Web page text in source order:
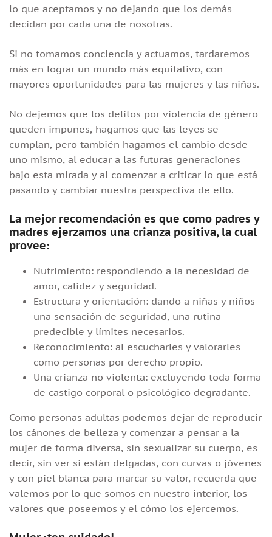
lo que aceptamos y no dejando que los demás
decidan por cada una de nosotras.
Si no tomamos conciencia y actuamos, tardaremos
más en lograr un mundo más equitativo, con
mayores oportunidades para las mujeres y las niñas.
No dejemos que los delitos por violencia de género
queden impunes, hagamos que las leyes se
cumplan, pero también hagamos el cambio desde
uno mismo, al educar a las futuras generaciones
bajo esta mirada y al comenzar a criticar lo que está
pasando y cambiar nuestra perspectiva de ello.
La mejor recomendación es que como padres y
madres ejerzamos una crianza positiva, la cual
provee:
Nutrimiento: respondiendo a la necesidad de
amor, calidez y seguridad.
Estructura y orientación: dando a niñas y niños
una sensación de seguridad, una rutina
predecible y límites necesarios.
Reconocimiento: al escucharles y valorarles
como personas por derecho propio.
Una crianza no violenta: excluyendo toda forma
de castigo corporal o psicológico degradante.
Como personas adultas podemos dejar de reproducir
los cánones de belleza y comenzar a pensar a la
mujer de forma diversa, sin sexualizar su cuerpo, es
decir, sin ver si están delgadas, con curvas o jóvenes
y con piel blanca para marcar su valor, recuerda que
valemos por lo que somos en nuestro interior, los
valores que poseemos y el cómo los ejercemos.